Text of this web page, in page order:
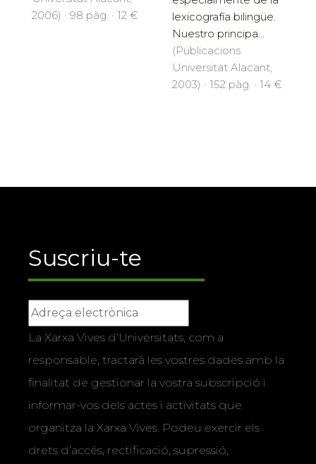
2006) · 98 pàg. · 12 €
lexicografía bilingüe.
Nuestro principa...
(Publicacions
Universitat Alacant,
2003) · 152 pàg. · 14 €
Suscriu-te
La Xarxa Vives d’Universitats, com a
responsable, tractarà les vostres dades amb la
finalitat de gestionar la vostra subscripció i
informar-vos dels actes i activitats que
organitza la Xarxa Vives. Podeu exercir els
drets d’accés, rectificació, supressió,